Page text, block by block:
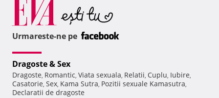
Urmareste-ne pe
Dragoste & Sex
Dragoste, Romantic, Viata sexuala, Relatii, Cuplu, Iubire,
Casatorie, Sex, Kama Sutra, Pozitii sexuale Kamasutra,
Declaratii de dragoste